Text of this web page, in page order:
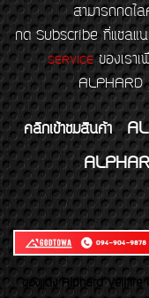
สามารถกดไ
กด Subscribe ที่แชลแ
SERVICEของเราเ
ALPHARD
คลิกเข้าชมสินค้า
ของเเต่ง Alphard